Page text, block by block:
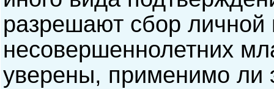
разрешают сбор
несовершеннолетних
уверены, применимо ли